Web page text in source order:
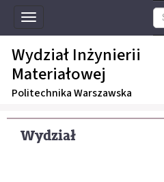
Toggle
navigation
Wydział Inżynierii
Materiałowej
Politechnika Warszawska
Wydział